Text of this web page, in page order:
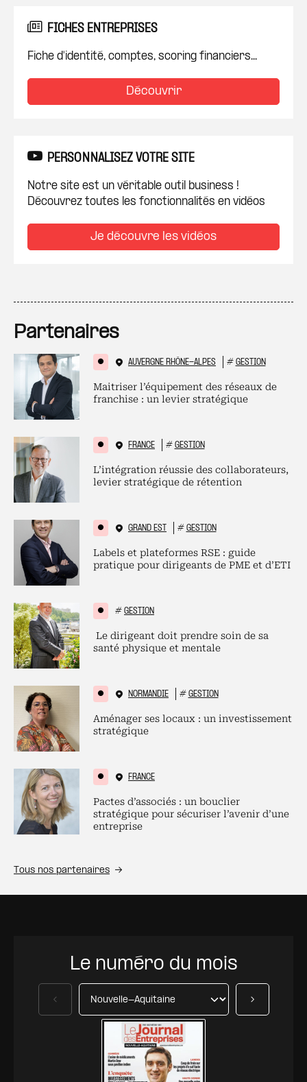
FICHES ENTREPRISES
Fiche d'identité, comptes, scoring financiers...
Découvrir
PERSONNALISEZ VOTRE SITE
Notre site est un véritable outil business !
Découvrez toutes les fonctionnalités en vidéos
Je découvre les vidéos
Partenaires
AUVERGNE RHÔNE-ALPES # GESTION
Maitriser l’équipement des réseaux de
franchise : un levier stratégique
FRANCE # GESTION
L’intégration réussie des collaborateurs,
levier stratégique de rétention
GRAND EST # GESTION
Labels et plateformes RSE : guide
pratique pour dirigeants de PME et d’ETI
# GESTION
Le dirigeant doit prendre soin de sa
santé physique et mentale
NORMANDIE # GESTION
Aménager ses locaux : un investissement
stratégique
FRANCE
Pactes d’associés : un bouclier
stratégique pour sécuriser l’avenir d’une
entreprise
Tous nos partenaires
Le numéro du mois
Précédent Suivant